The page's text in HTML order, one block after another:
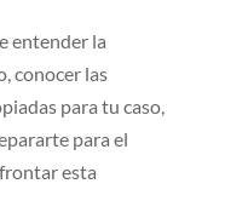
entender la
conocer las
para tu caso,
para el
esta